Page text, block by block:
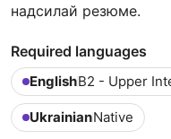
надсилай резюме.
Required languages
EnglishB2 - Upper
UkrainianNative